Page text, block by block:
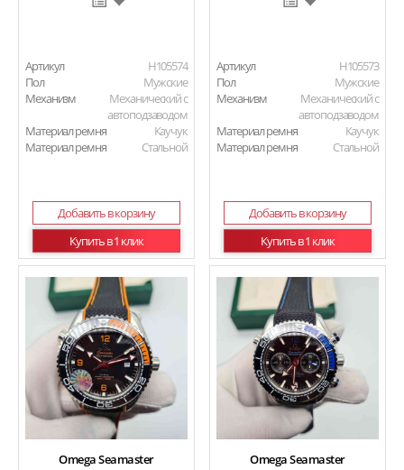
Артикул
H105574
Пол
Мужские
Механизм
Механический с
автоподзаводом
Материал ремня
Каучук
Материал ремня
Стальной
Добавить в корзину
Купить в 1 клик
Артикул
H105573
Пол
Мужские
Механизм
Механический с
автоподзаводом
Материал ремня
Каучук
Материал ремня
Стальной
Добавить в корзину
Купить в 1 клик
Omega Seamaster Omega Seamaster